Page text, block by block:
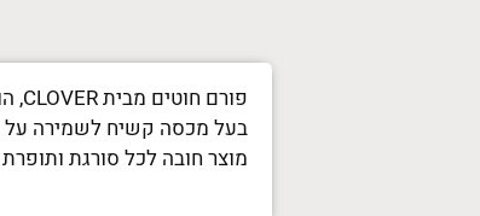
פורם חוטים מבית CLOVER, הוא כלי שימושי ומדויק שמאפשר לפרום בקלות תפרים.
בעל מכסה קשיח לשמירה
מוצר חובה לכל סורגת